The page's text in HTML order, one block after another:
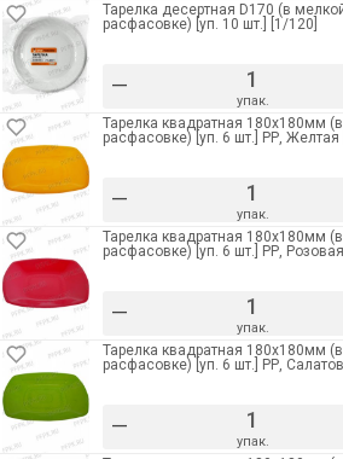
Тарелка десертная D170 (в
расфасовке) [уп. 10 шт.] [1/120]
– упак.
Тарелка квадратная 180х180мм
расфасовке) [уп. 6 шт.] РР, Желтая
– упак.
Тарелка квадратная 180х180мм
расфасовке) [уп. 6 шт.] РР,
– упак.
Тарелка квадратная 180х180мм
расфасовке) [уп. 6 шт.] РР,
– упак.